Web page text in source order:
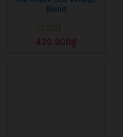
Blend
Được xếp
hạng55 sao
420.000₫